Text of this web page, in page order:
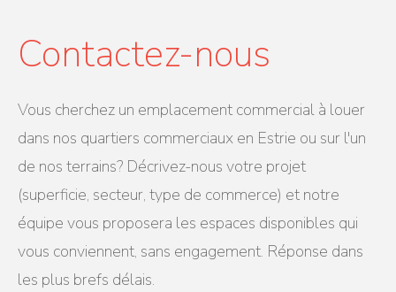
Contactez-nous
Vous cherchez un emplacement commercial à louer
dans nos quartiers commerciaux en Estrie ou sur l'un
de nos terrains? Décrivez-nous votre projet
(superficie, secteur, type de commerce) et notre
équipe vous proposera les espaces disponibles qui
vous conviennent, sans engagement. Réponse dans
les plus brefs délais.